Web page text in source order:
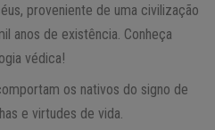
proveniente de uma civilização
anos de existência. Conheça
védica!
os nativos do signo de
e virtudes de vida.